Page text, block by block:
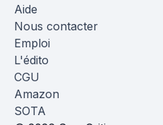
Aide
Nous contacter
Emploi
L'édito
CGU
Amazon
SOTA